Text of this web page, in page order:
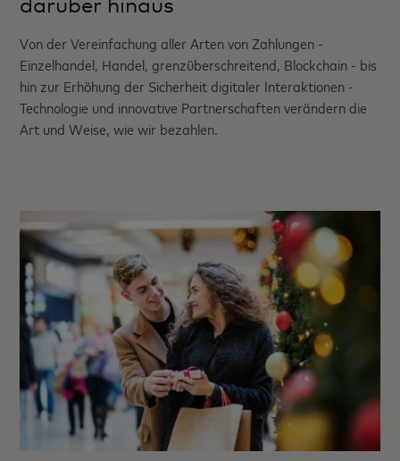
Von der Vereinfachung aller Arten von Zahlungen -
Einzelhandel, Handel, grenzüberschreitend, Blockchain - bis
hin zur Erhöhung der Sicherheit digitaler Interaktionen -
Technologie und innovative Partnerschaften verändern die
Art und Weise, wie wir bezahlen.